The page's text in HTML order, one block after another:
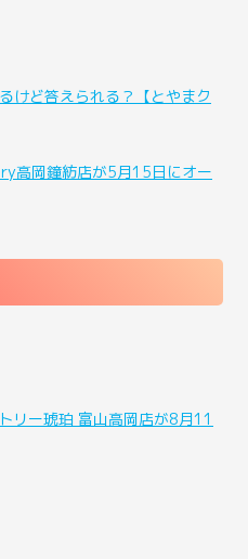
けど答えられる？【とやまク
高岡鐘紡店が5月15日にオー
リー琥珀 富山高岡店が8月11